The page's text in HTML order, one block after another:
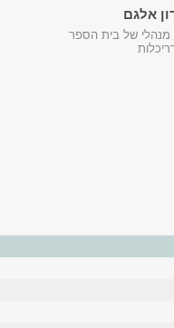
אלגם
מנהלי של בית הספר